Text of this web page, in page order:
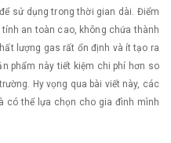
sử dụng trong thời gian dài. Điểm
an toàn cao, không chứa thành
lượng gas rất ổn định và ít tạo ra
phẩm này tiết kiệm chi phí hơn so
Hy vọng qua bài viết này, các
có thể lựa chọn cho gia đình mình